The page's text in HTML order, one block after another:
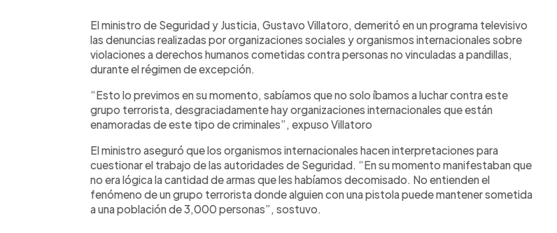
Escuchar artículo
El ministro de Seguridad y Justicia, Gustavo Villatoro, demeritó en un programa televisivo
las denuncias realizadas por organizaciones sociales y organismos internacionales sobre
violaciones a derechos humanos cometidas contra personas no vinculadas a pandillas,
durante el régimen de excepción.
“Esto lo previmos en su momento, sabíamos que no solo íbamos a luchar contra este
grupo terrorista, desgraciadamente hay organizaciones internacionales que están
enamoradas de este tipo de criminales”, expuso Villatoro
El ministro aseguró que los organismos internacionales hacen interpretaciones para
cuestionar el trabajo de las autoridades de Seguridad. “En su momento manifestaban que
no era lógica la cantidad de armas que les habíamos decomisado. No entienden el
fenómeno de un grupo terrorista donde alguien con una pistola puede mantener sometida
a una población de 3,000 personas”, sostuvo.